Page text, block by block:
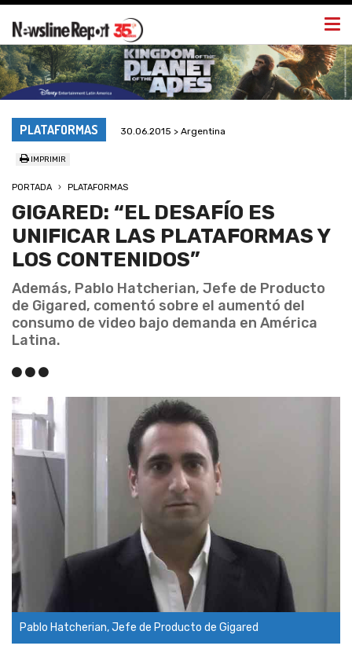
PLATAFORMAS 30.06.2015 > Argentina
IMPRIMIR
PORTADA PLATAFORMAS
GIGARED: “EL DESAFÍO ES
UNIFICAR LAS PLATAFORMAS Y
LOS CONTENIDOS”
Además, Pablo Hatcherian, Jefe de Producto
de Gigared, comentó sobre el aumentó del
consumo de video bajo demanda en América
Latina.
Pablo Hatcherian, Jefe de Producto de Gigared